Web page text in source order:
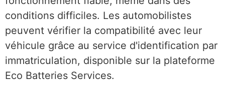
conditions difficiles. Les automobilistes
peuvent vérifier la compatibilité avec leur
véhicule grâce au service d'identification par
immatriculation, disponible sur la plateforme
Eco Batteries Services.